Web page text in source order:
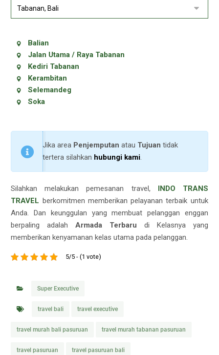
Balian
Jalan Utama / Raya Tabanan
Kediri Tabanan
Kerambitan
Selemandeg
Soka
Jika area Penjemputan atau Tujuan tidak
tertera silahkan hubungi kami.
Silahkan melakukan pemesanan travel, INDO TRANS
TRAVEL berkomitmen memberikan pelayanan terbaik untuk
Anda. Dan keunggulan yang membuat pelanggan enggan
berpaling adalahArmada Terbaru di Kelasnya yang
memberikan kenyamanan kelas utama pada pelanggan.
5/5 - (1 vote)
Super Executive
travel bali travel executive
travel murah bali pasuruan travel murah tabanan pasuruan
travel pasuruan travel pasuruan bali